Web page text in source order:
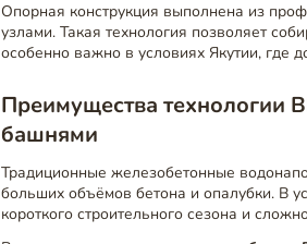
Опорная конструкция выполнена из
узлами. Такая технология позволяет
особенно важно в условиях Якутии, где
Преимущества технологии
башнями
Традиционные железобетонные
больших объёмов бетона и опалубки. В
короткого строительного сезона и